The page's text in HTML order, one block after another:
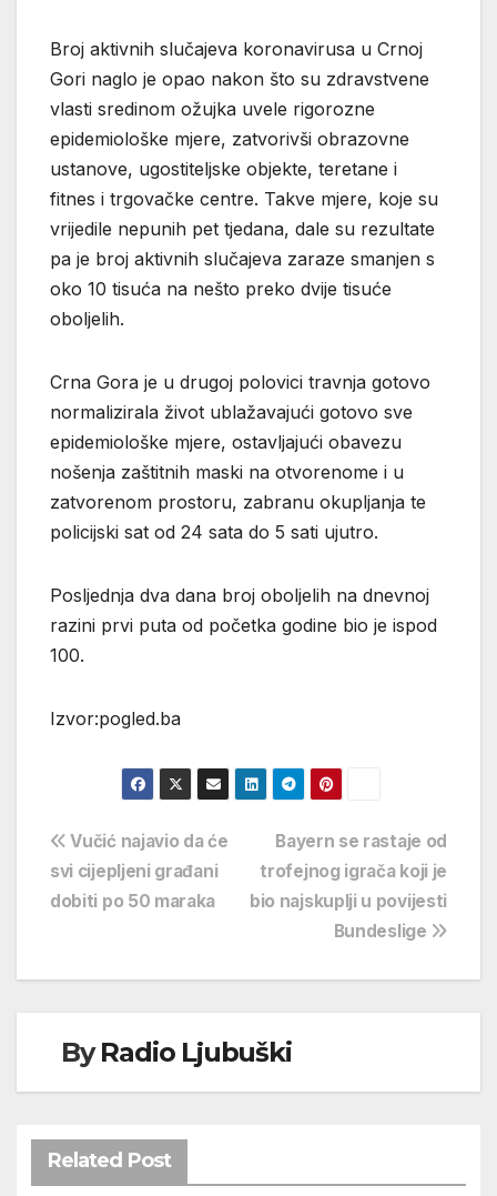
Broj aktivnih slučajeva koronavirusa u Crnoj
Gori naglo je opao nakon što su zdravstvene
vlasti sredinom ožujka uvele rigorozne
epidemiološke mjere, zatvorivši obrazovne
ustanove, ugostiteljske objekte, teretane i
fitnes i trgovačke centre. Takve mjere, koje su
vrijedile nepunih pet tjedana, dale su rezultate
pa je broj aktivnih slučajeva zaraze smanjen s
oko 10 tisuća na nešto preko dvije tisuće
oboljelih.
Crna Gora je u drugoj polovici travnja gotovo
normalizirala život ublažavajući gotovo sve
epidemiološke mjere, ostavljajući obavezu
nošenja zaštitnih maski na otvorenome i u
zatvorenom prostoru, zabranu okupljanja te
policijski sat od 24 sata do 5 sati ujutro.
Posljednja dva dana broj oboljelih na dnevnoj
razini prvi puta od početka godine bio je ispod
100.
Izvor:pogled.ba
Navigacija
objava
Bayern se rastaje od
trofejnog igrača koji je
bio najskuplji u povijesti
Bundeslige
Vučić najavio da će
svi cijepljeni građani
dobiti po 50 maraka
ByRadio Ljubuški
Related Post